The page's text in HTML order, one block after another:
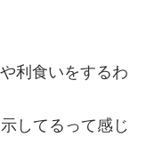
利食いをするわ
してるって感じ